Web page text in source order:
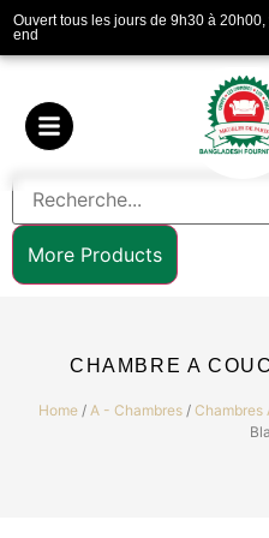
Ouvert tous les jours de 9h30 à
end
More Products
CHAMBRE A
Home/ A - Chambres/ Chambres